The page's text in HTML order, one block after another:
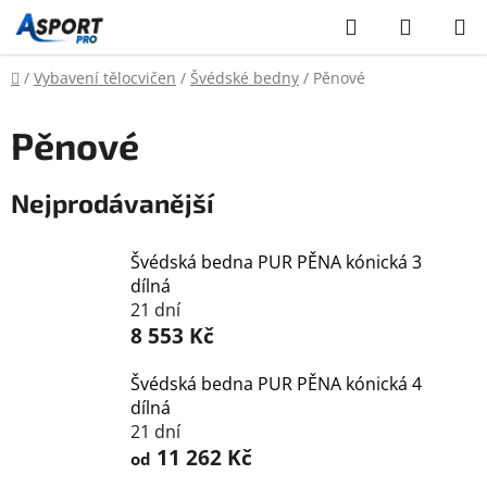
Přejít
na
obsah
Hledat
KOŠÍK
Domů
/ Vybavení tělocvičen / Švédské bedny / Pěnové
Pěnové
Nejprodávanější
Švédská bedna PUR PĚNA kónická 3
dílná
21 dní
8 553 Kč
Švédská bedna PUR PĚNA kónická 4
dílná
21 dní
od 11 262 Kč